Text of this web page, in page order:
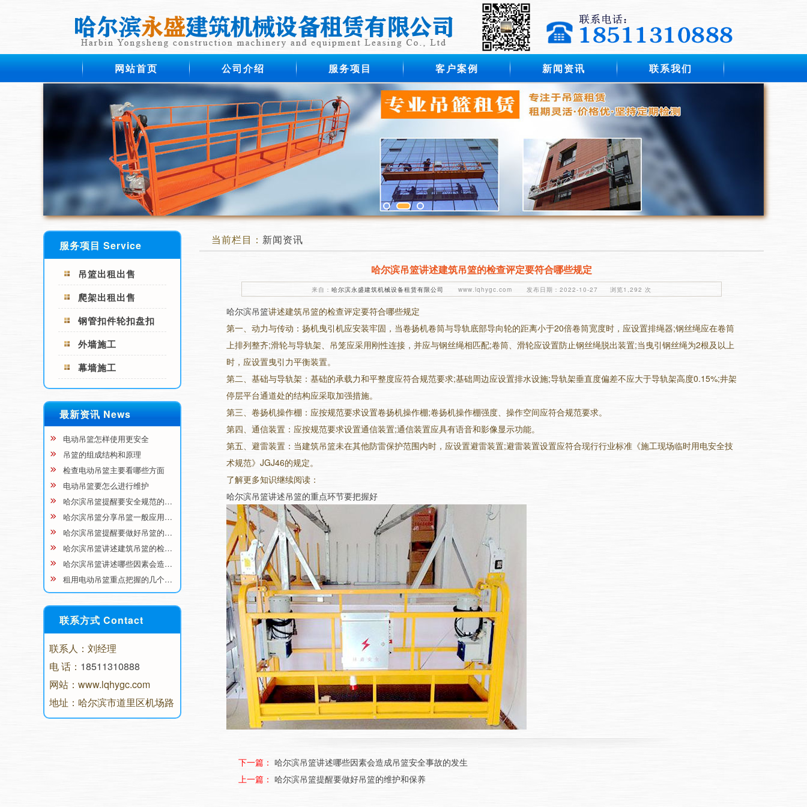
网站首页 公司介绍 服务项目 客户案例 新闻资讯 联系我们
1 2 3
服务项目 Service
吊篮出租出售
爬架出租出售
钢管扣件轮扣盘扣
外墙施工
幕墙施工
最新资讯 News
电动吊篮怎样使用更安全
吊篮的组成结构和原理
检查电动吊篮主要看哪些方面
电动吊篮要怎么进行维护
哈尔滨吊篮提醒要安全规范的…
哈尔滨吊篮分享吊篮一般应用…
哈尔滨吊篮提醒要做好吊篮的…
哈尔滨吊篮讲述建筑吊篮的检…
哈尔滨吊篮讲述哪些因素会造…
租用电动吊篮重点把握的几个…
联系方式 Contact
联系人：刘经理
电 话： 18511310888
网站：www.lqhygc.com
地址：哈尔滨市道里区机场路
当前栏目： 新闻资讯
哈尔滨吊篮讲述建筑吊篮的检查评定要符合哪些规定
来自： 哈尔滨永盛建筑机械设备租赁有限公司 www.lqhygc.com 发布日期：2022-10-27 浏览1,292 次
哈尔滨吊篮讲述建筑吊篮的检查评定要符合哪些规定
第一、动力与传动：扬机曳引机应安装牢固，当卷扬机卷筒与导轨底部导向轮的距离小于20倍卷筒宽度时，应设置排绳器;钢丝绳应在卷筒
上排列整齐;滑轮与导轨架、吊笼应采用刚性连接，并应与钢丝绳相匹配;卷筒、滑轮应设置防止钢丝绳脱出装置;当曳引钢丝绳为2根及以上
时，应设置曳引力平衡装置。
第二、基础与导轨架：基础的承载力和平整度应符合规范要求;基础周边应设置排水设施;导轨架垂直度偏差不应大于导轨架高度0.15%;井架
停层平台通道处的结构应采取加强措施。
第三、卷扬机操作棚：应按规范要求设置卷扬机操作棚;卷扬机操作棚强度、操作空间应符合规范要求。
第四、通信装置：应按规范要求设置通信装置;通信装置应具有语音和影像显示功能。
第五、避雷装置：当建筑吊篮未在其他防雷保护范围内时，应设置避雷装置;避雷装置设置应符合现行行业标准《施工现场临时用电安全技
术规范》JGJ46的规定。
了解更多知识继续阅读：
哈尔滨吊篮讲述吊篮的重点环节要把握好
下一篇： 哈尔滨吊篮讲述哪些因素会造成吊篮安全事故的发生
上一篇： 哈尔滨吊篮提醒要做好吊篮的维护和保养